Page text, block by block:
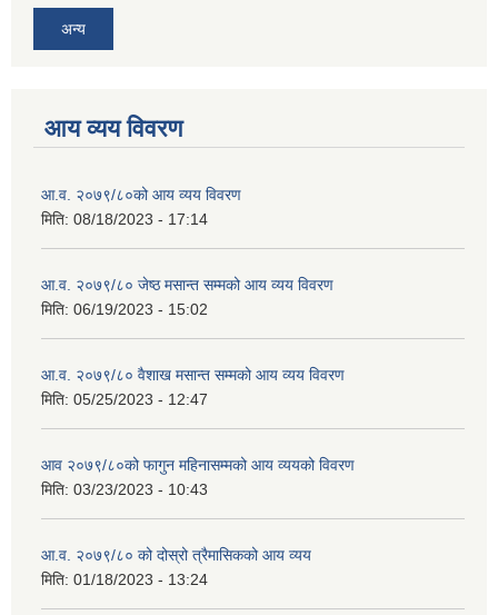
अन्य
आय व्यय विवरण
आ.व. २०७९/८०को आय व्यय विवरण
मिति: 08/18/2023 - 17:14
आ.व. २०७९/८० जेष्ठ मसान्त सम्मको आय व्यय विवरण
मिति: 06/19/2023 - 15:02
आ.व. २०७९/८० वैशाख मसान्त सम्मको आय व्यय विवरण
मिति: 05/25/2023 - 12:47
आव २०७९/८०को फागुन महिनासम्मको आय व्ययको विवरण
मिति: 03/23/2023 - 10:43
आ.व. २०७९/८० को दोस्रो त्रैमासिकको आय व्यय
मिति: 01/18/2023 - 13:24